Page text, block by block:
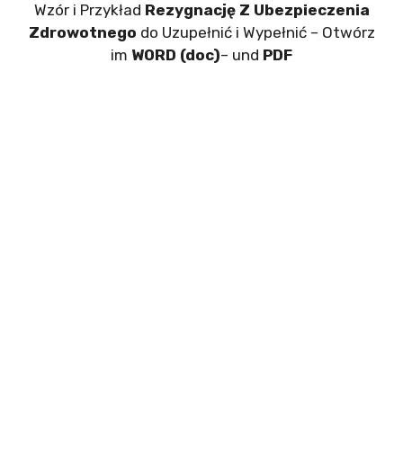
Wzór i Przykład Rezygnację Z Ubezpieczenia
Zdrowotnego do Uzupełnić i Wypełnić – Otwórz
im WORD (doc)– und PDF